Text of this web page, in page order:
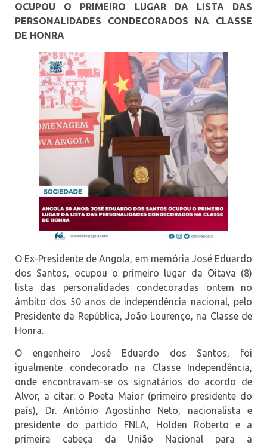
OCUPOU O PRIMEIRO LUGAR DA LISTA DAS
PERSONALIDADES CONDECORADOS NA CLASSE
DE HONRA
O Ex-Presidente de Angola, em memória José Eduardo
dos Santos, ocupou o primeiro lugar da Oitava (8)
lista das personalidades condecoradas ontem no
âmbito dos 50 anos de independência nacional, pelo
Presidente da República, João Lourenço, na Classe de
Honra.
O engenheiro José Eduardo dos Santos, foi
igualmente condecorado na Classe Independência,
onde encontravam-se os signatários do acordo de
Alvor, a citar: o Poeta Maior (primeiro presidente do
país), Dr. António Agostinho Neto, nacionalista e
presidente do partido FNLA, Holden Roberto e a
primeira cabeça da União Nacional para a